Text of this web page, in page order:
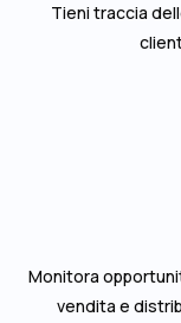
Tieni traccia
Monitora
vendita e